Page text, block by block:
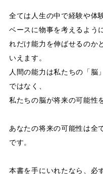
全ては人生の中で経験や体
ベースに物事を考えるよう
れだけ能力を伸ばせるのか
いえます。
人間の能力は私たちの「脳
ではなく、
私たちの脳が将来の可能性
あなたの将来の可能性は全
です。
本書を手にいれたなら、必